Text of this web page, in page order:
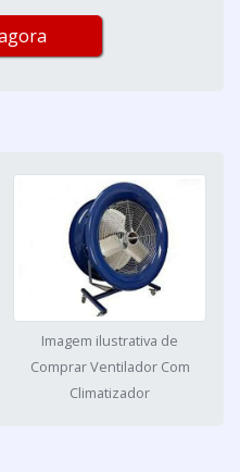
Imagem ilustrativa de
Comprar Ventilador Com
Climatizador